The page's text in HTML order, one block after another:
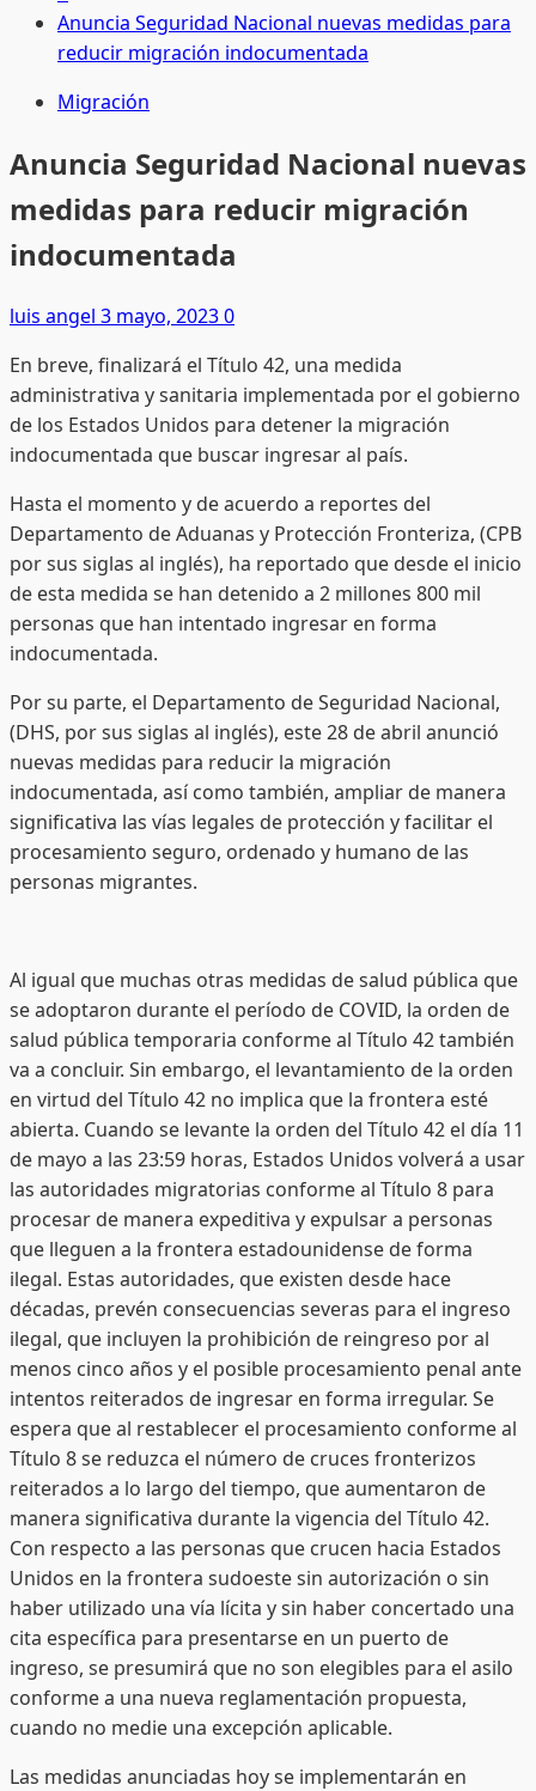
Anuncia Seguridad Nacional nuevas medidas para
reducir migración indocumentada
Migración
Anuncia Seguridad Nacional nuevas
medidas para reducir migración
indocumentada
luis angel 3 mayo, 20230
En breve, finalizará el Título 42, una medida
administrativa y sanitaria implementada por el gobierno
de los Estados Unidos para detener la migración
indocumentada que buscar ingresar al país.
Hasta el momento y de acuerdo a reportes del
Departamento de Aduanas y Protección Fronteriza, (CPB
por sus siglas al inglés), ha reportado que desde el inicio
de esta medida se han detenido a 2 millones 800 mil
personas que han intentado ingresar en forma
indocumentada.
Por su parte, el Departamento de Seguridad Nacional,
(DHS, por sus siglas al inglés), este 28 de abril anunció
nuevas medidas para reducir la migración
indocumentada, así como también, ampliar de manera
significativa las vías legales de protección y facilitar el
procesamiento seguro, ordenado y humano de las
personas migrantes.
Al igual que muchas otras medidas de salud pública que
se adoptaron durante el período de COVID, la orden de
salud pública temporaria conforme al Título 42 también
va a concluir. Sin embargo, el levantamiento de la orden
en virtud del Título 42 no implica que la frontera esté
abierta. Cuando se levante la orden del Título 42 el día 11
de mayo a las 23:59 horas, Estados Unidos volverá a usar
las autoridades migratorias conforme al Título 8 para
procesar de manera expeditiva y expulsar a personas
que lleguen a la frontera estadounidense de forma
ilegal. Estas autoridades, que existen desde hace
décadas, prevén consecuencias severas para el ingreso
ilegal, que incluyen la prohibición de reingreso por al
menos cinco años y el posible procesamiento penal ante
intentos reiterados de ingresar en forma irregular. Se
espera que al restablecer el procesamiento conforme al
Título 8 se reduzca el número de cruces fronterizos
reiterados a lo largo del tiempo, que aumentaron de
manera significativa durante la vigencia del Título 42.
Con respecto a las personas que crucen hacia Estados
Unidos en la frontera sudoeste sin autorización o sin
haber utilizado una vía lícita y sin haber concertado una
cita específica para presentarse en un puerto de
ingreso, se presumirá que no son elegibles para el asilo
conforme a una nueva reglamentación propuesta,
cuando no medie una excepción aplicable.
Las medidas anunciadas hoy se implementarán en